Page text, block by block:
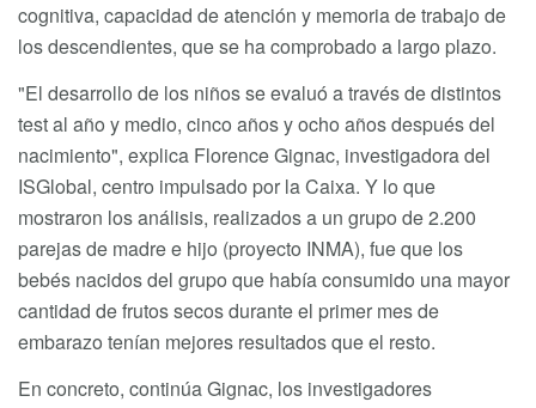
cognitiva, capacidad de atención y memoria de trabajo de
los descendientes, que se ha comprobado a largo plazo.
"El desarrollo de los niños se evaluó a través de distintos
test al año y medio, cinco años y ocho años después del
nacimiento", explica Florence Gignac, investigadora del
ISGlobal, centro impulsado por la Caixa. Y lo que
mostraron los análisis, realizados a un grupo de 2.200
parejas de madre e hijo (proyecto INMA), fue que los
bebés nacidos del grupo que había consumido una mayor
cantidad de frutos secos durante el primer mes de
embarazo tenían mejores resultados que el resto.
En concreto, continúa Gignac, los investigadores